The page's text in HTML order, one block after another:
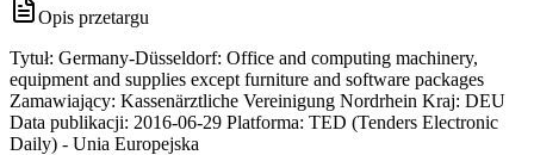
Opis przetargu
Tytuł: Germany-Düsseldorf: Office and computing machinery,
equipment and supplies except furniture and software packages
Zamawiający: Kassenärztliche Vereinigung Nordrhein Kraj: DEU
Data publikacji: 2016-06-29 Platforma: TED (Tenders Electronic
Daily) - Unia Europejska